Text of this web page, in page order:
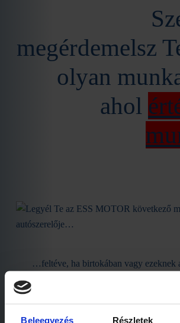
Beleegyezés Részletek
megérdemelsz
olyan
ahol
…feltéve, ha birtokában vagy ezeknek
azért, hiszen azért jó itt dolgozni,